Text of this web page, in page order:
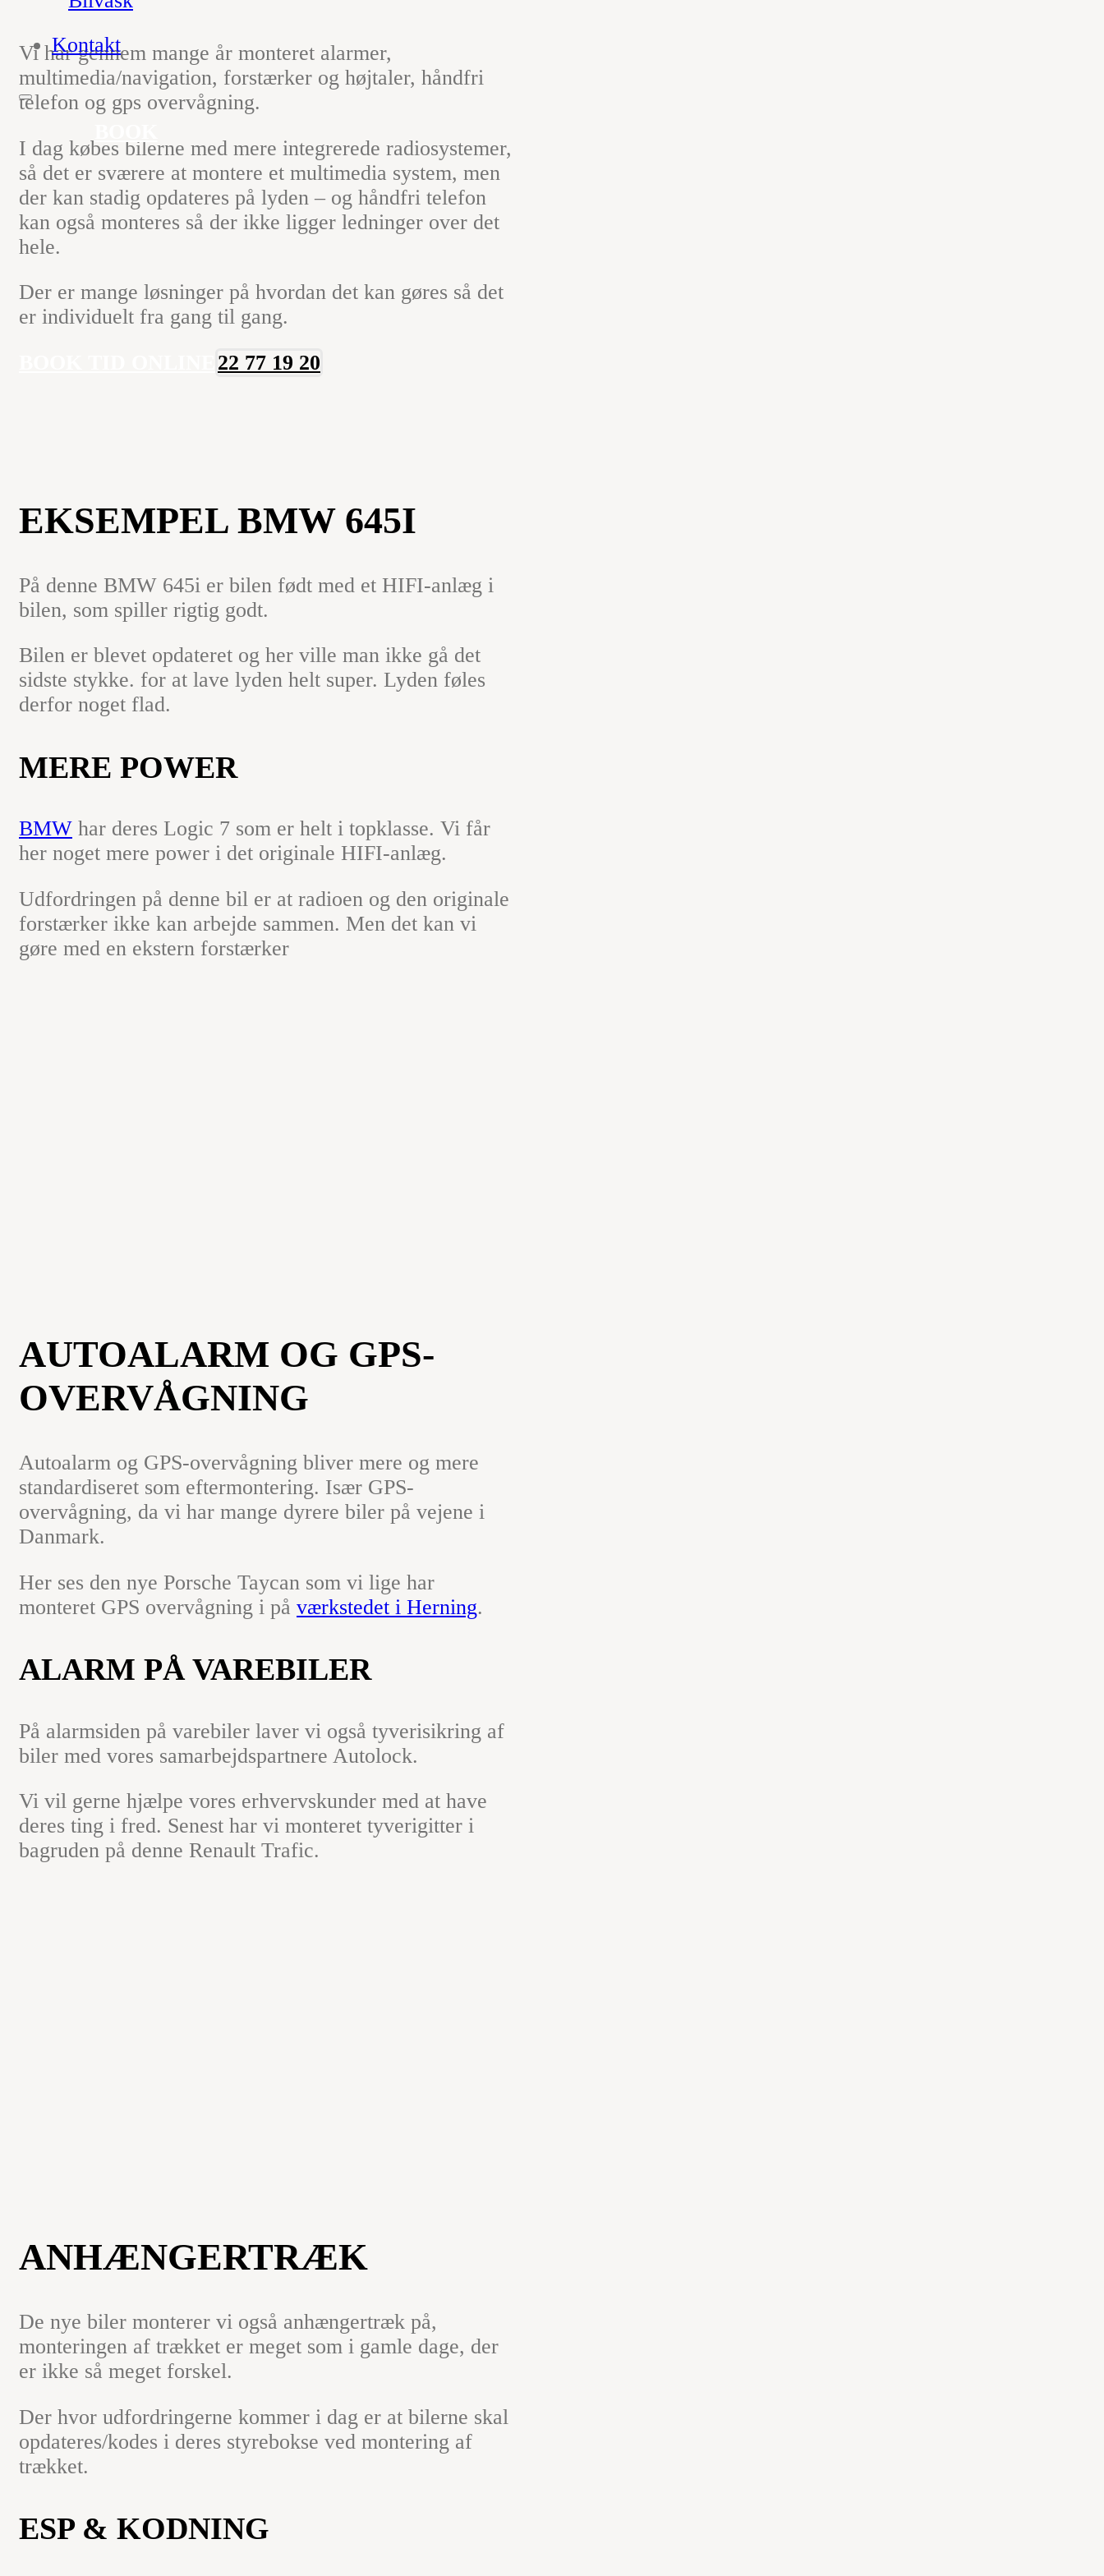
Kontakt
Vi har gennem mange år monteret alarmer,
multimedia/navigation, forstærker og højtaler, håndfri
telefon og gps overvågning.
I dag købes bilerne med mere integrerede radiosystemer,
så det er sværere at montere et multimedia system, men
der kan stadig opdateres på lyden – og håndfri telefon
kan også monteres så der ikke ligger ledninger over det
hele.
Der er mange løsninger på hvordan det kan gøres så det
er individuelt fra gang til gang.
22 77 19 20
EKSEMPEL BMW 645I
På denne BMW 645i er bilen født med et HIFI-anlæg i
bilen, som spiller rigtig godt.
Bilen er blevet opdateret og her ville man ikke gå det
sidste stykke. for at lave lyden helt super. Lyden føles
derfor noget flad.
MERE POWER
BMW har deres Logic 7 som er helt i topklasse. Vi får
her noget mere power i det originale HIFI-anlæg.
Udfordringen på denne bil er at radioen og den originale
forstærker ikke kan arbejde sammen. Men det kan vi
gøre med en ekstern forstærker
AUTOALARM OG GPS-
OVERVÅGNING
Autoalarm og GPS-overvågning bliver mere og mere
standardiseret som eftermontering. Især GPS-
overvågning, da vi har mange dyrere biler på vejene i
Danmark.
Her ses den nye Porsche Taycan som vi lige har
monteret GPS overvågning i på værkstedet i Herning.
ALARM PÅ VAREBILER
På alarmsiden på varebiler laver vi også tyverisikring af
biler med vores samarbejdspartnere Autolock.
Vi vil gerne hjælpe vores erhvervskunder med at have
deres ting i fred. Senest har vi monteret tyverigitter i
bagruden på denne Renault Trafic.
ANHÆNGERTRÆK
De nye biler monterer vi også anhængertræk på,
monteringen af trækket er meget som i gamle dage, der
er ikke så meget forskel.
Der hvor udfordringerne kommer i dag er at bilerne skal
opdateres/kodes i deres styrebokse ved montering af
trækket.
ESP & KODNING